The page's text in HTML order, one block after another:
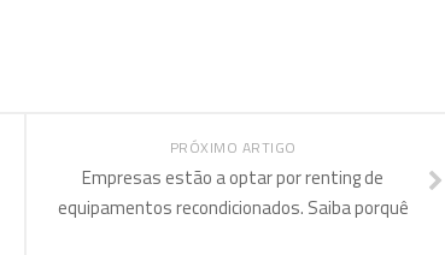
PRÓXIMO ARTIGO
Empresas estão a optar por renting de
equipamentos recondicionados. Saiba porquê